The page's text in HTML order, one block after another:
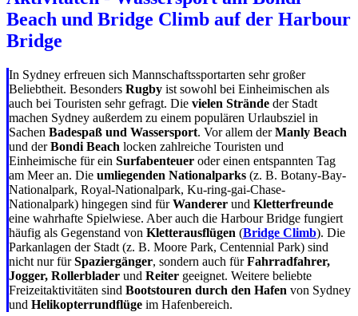
Beach und Bridge Climb auf der Harbour
Bridge
In Sydney erfreuen sich Mannschaftssportarten sehr großer
Beliebtheit. Besonders Rugby ist sowohl bei Einheimischen als
auch bei Touristen sehr gefragt. Die vielen Strände der Stadt
machen Sydney außerdem zu einem populären Urlaubsziel in
Sachen Badespaß und Wassersport. Vor allem derManly Beach
und derBondi Beach locken zahlreiche Touristen und
Einheimische für ein Surfabenteuer oder einen entspannten Tag
am Meer an. Die umliegenden Nationalparks (z. B. Botany-Bay-
Nationalpark, Royal-Nationalpark, Ku-ring-gai-Chase-
Nationalpark) hingegen sind fürWanderer und Kletterfreunde
eine wahrhafte Spielwiese. Aber auch die Harbour Bridge fungiert
häufig als Gegenstand von Kletterausflügen (Bridge Climb). Die
Parkanlagen der Stadt (z. B. Moore Park, Centennial Park) sind
nicht nur fürSpaziergänger, sondern auch fürFahrradfahrer,
Jogger, Rollerblader und Reiter geeignet. Weitere beliebte
Freizeitaktivitäten sind Bootstouren durch den Hafen von Sydney
und Helikopterrundflüge im Hafenbereich.